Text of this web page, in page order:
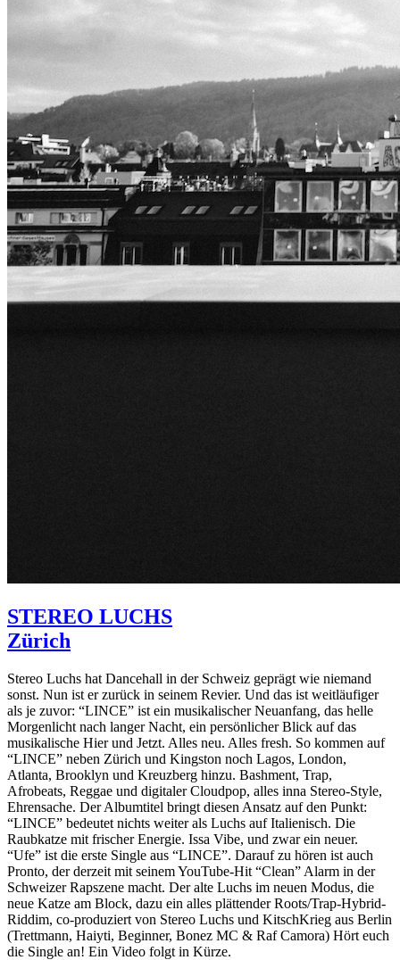
STEREO LUCHS
Zürich
Stereo Luchs hat Dancehall in der Schweiz geprägt wie niemand
sonst. Nun ist er zurück in seinem Revier. Und das ist weitläufiger
als je zuvor: “LINCE” ist ein musikalischer Neuanfang, das helle
Morgenlicht nach langer Nacht, ein persönlicher Blick auf das
musikalische Hier und Jetzt. Alles neu. Alles fresh. So kommen auf
“LINCE” neben Zürich und Kingston noch Lagos, London,
Atlanta, Brooklyn und Kreuzberg hinzu. Bashment, Trap,
Afrobeats, Reggae und digitaler Cloudpop, alles inna Stereo-Style,
Ehrensache. Der Albumtitel bringt diesen Ansatz auf den Punkt:
“LINCE” bedeutet nichts weiter als Luchs auf Italienisch. Die
Raubkatze mit frischer Energie. Issa Vibe, und zwar ein neuer.
“Ufe” ist die erste Single aus “LINCE”. Darauf zu hören ist auch
Pronto, der derzeit mit seinem YouTube-Hit “Clean” Alarm in der
Schweizer Rapszene macht. Der alte Luchs im neuen Modus, die
neue Katze am Block, dazu ein alles plättender Roots/Trap-Hybrid-
Riddim, co-produziert von Stereo Luchs und KitschKrieg aus Berlin
(Trettmann, Haiyti, Beginner, Bonez MC & Raf Camora) Hört euch
die Single an! Ein Video folgt in Kürze.